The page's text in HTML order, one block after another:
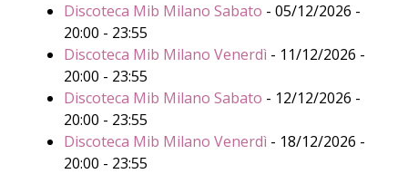
Discoteca Mib Milano Sabato - 05/12/2026 -
20:00 - 23:55
Discoteca Mib Milano Venerdì - 11/12/2026 -
20:00 - 23:55
Discoteca Mib Milano Sabato - 12/12/2026 -
20:00 - 23:55
Discoteca Mib Milano Venerdì - 18/12/2026 -
20:00 - 23:55